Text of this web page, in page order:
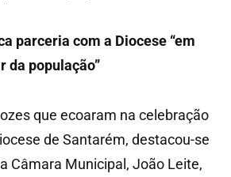
parceria com a Diocese “em
da população”
que ecoaram na celebração
de Santarém, destacou-se
Câmara Municipal, João Leite,